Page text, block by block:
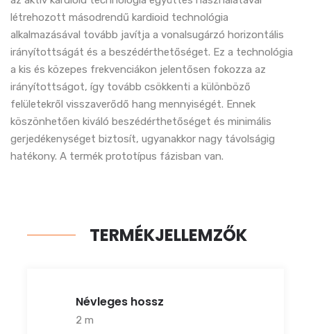
létrehozott másodrendű kardioid technológia
alkalmazásával tovább javítja a vonalsugárzó horizontális
irányítottságát és a beszédérthetőséget. Ez a technológia
a kis és közepes frekvenciákon jelentősen fokozza az
irányítottságot, így tovább csökkenti a különböző
felületekről visszaverődő hang mennyiségét. Ennek
köszönhetően kiváló beszédérthetőséget és minimális
gerjedékenységet biztosít, ugyanakkor nagy távolságig
hatékony. A termék prototípus fázisban van.
TERMÉKJELLEMZŐK
Névleges hossz
2 m